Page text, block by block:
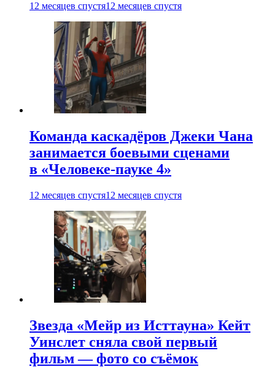
12 месяцев спустя12 месяцев спустя
Команда каскадёров Джеки Чана
занимается боевыми сценами
в «Человеке-пауке 4»
12 месяцев спустя12 месяцев спустя
Звезда «Мейр из Исттауна» Кейт
Уинслет сняла свой первый
фильм — фото со съёмок